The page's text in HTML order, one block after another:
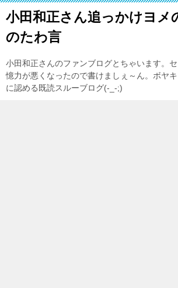
小田和正さん追っかけヨメ
のたわ言
小田和正さんのファンブログとちゃいます。
憶力が悪くなったので書けましぇ～ん。ボヤ
に認める既読スルーブログ(-_-;)